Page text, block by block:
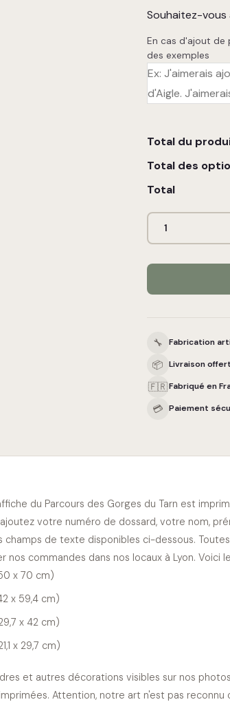
Souhaitez-
En cas d'ajout de
des exemples
Total du
Total des
Total
🔧 Fabrication
📦 Livraison
🇫🇷Fabriqué en
💳 Paiement
du Parcours des Gorges du Tarn est
ajoutez votre numéro de dossard, votre nom,
champs de texte disponibles ci-dessous.
nos commandes dans nos locaux à Lyon. Voici
x 70 cm)
x 59,4 cm)
x 42 cm)
x 29,7 cm)
et autres décorations visibles sur nos
Attention, notre art n'est pas reconnu